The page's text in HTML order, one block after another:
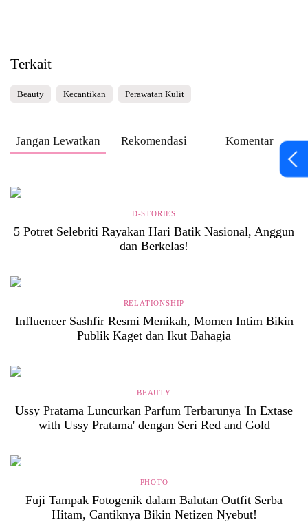
Terkait
Beauty Kecantikan Perawatan Kulit
Jangan Lewatkan Rekomendasi Komentar
D-STORIES
5 Potret Selebriti Rayakan Hari Batik Nasional, Anggun
dan Berkelas!
RELATIONSHIP
Influencer Sashfir Resmi Menikah, Momen Intim Bikin
Publik Kaget dan Ikut Bahagia
BEAUTY
Ussy Pratama Luncurkan Parfum Terbarunya 'In Extase
with Ussy Pratama' dengan Seri Red and Gold
PHOTO
Fuji Tampak Fotogenik dalam Balutan Outfit Serba
Hitam, Cantiknya Bikin Netizen Nyebut!